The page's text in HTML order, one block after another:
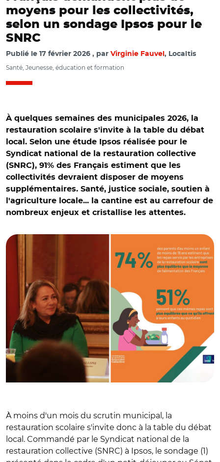
moyens pour les collectivités,
selon un sondage Ipsos pour le
SNRC
Publié le 17 février 2026 par Virginie Fauvel , Localtis
Santé, Jeunesse, éducation et formation
À quelques semaines des municipales 2026, la
restauration scolaire s'invite à la table du débat
local. Selon une étude Ipsos réalisée pour le
Syndicat national de la restauration collective
(SNRC), 91% des Français estiment que les
collectivités devraient disposer de moyens
supplémentaires. Santé, justice sociale, soutien à
l'agriculture locale... la cantine est au carrefour de
nombreux enjeux et cristallise les attentes.
© @Isabelle Aprile et Ipsos - BVA / A gauche: Isabelle
À moins d'un mois du scrutin municipal, la
restauration scolaire s'invite donc à la table du débat
local. Commandé par le Syndicat national de la
restauration collective (SNRC) à Ipsos, le sondage (1)